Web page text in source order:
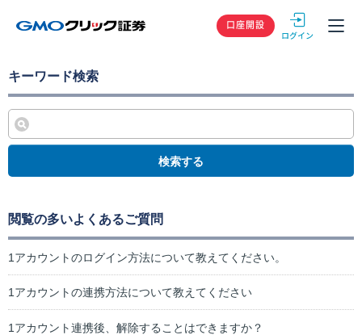
GMOクリック
口座開設
キーワード検索
検索する
閲覧の多いよくあるご質問
1アカウントのログイン方法について教えてください。
1アカウントの連携方法について教えてください
1アカウント連携後、解除することはできますか？